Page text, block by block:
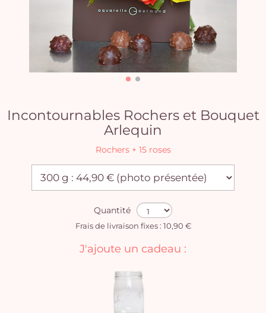
Incontournables Rochers et Bouquet
Arlequin
Rochers + 15 roses
Quantité
Frais de livraison fixes : 10,90 €
J'ajoute un cadeau :